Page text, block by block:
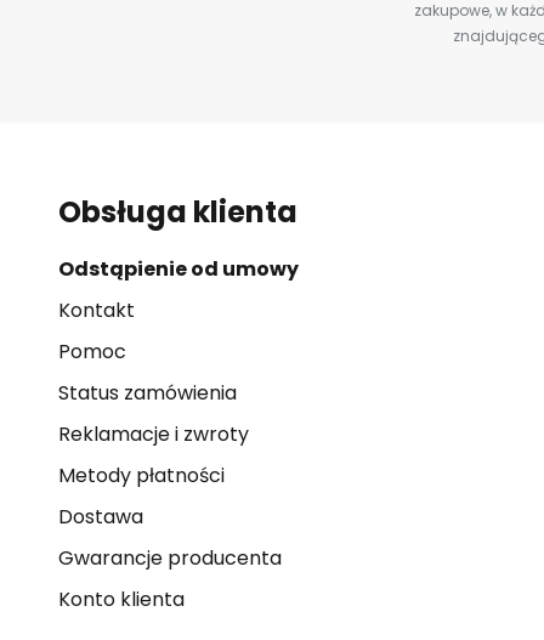
zakupowe, w
Obsługa klienta
Odstąpienie od umowy
Kontakt
Pomoc
Status zamówienia
Reklamacje i zwroty
Metody płatności
Dostawa
Gwarancje producenta
Konto klienta